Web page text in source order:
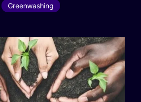
Greenwashing